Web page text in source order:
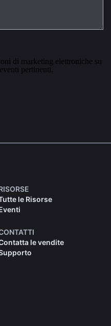
di marketing elettroniche su
pertinenti.
le Risorse
le vendite